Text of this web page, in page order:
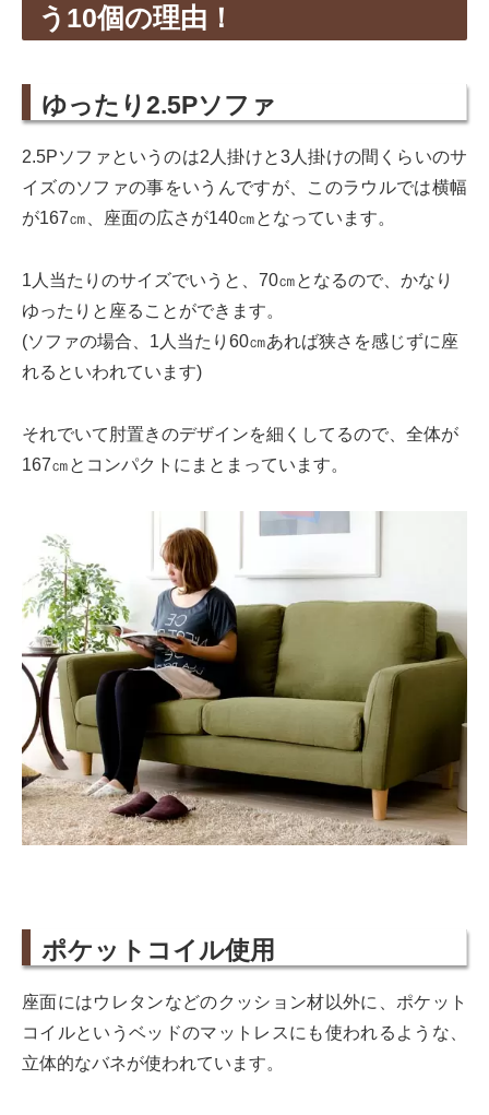
う10個の理由！
ゆったり2.5Pソファ
2.5Pソファというのは2人掛けと3人掛けの間くらいのサ
イズのソファの事をいうんですが、このラウルでは横幅
が167㎝、座面の広さが140㎝となっています。
1人当たりのサイズでいうと、70㎝となるので、かなり
ゆったりと座ることができます。
(ソファの場合、1人当たり60㎝あれば狭さを感じずに座
れるといわれています)
それでいて肘置きのデザインを細くしてるので、全体が
167㎝とコンパクトにまとまっています。
ポケットコイル使用
座面にはウレタンなどのクッション材以外に、ポケット
コイルというベッドのマットレスにも使われるような、
立体的なバネが使われています。